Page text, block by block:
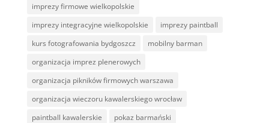
imprezy firmowe wielkopolskie
imprezy integracyjne wielkopolskie
imprezy paintball
kurs fotografowania bydgoszcz
mobilny barman
organizacja imprez plenerowych
organizacja pikników firmowych warszawa
organizacja wieczoru kawalerskiego wrocław
paintball kawalerskie
pokaz barmański